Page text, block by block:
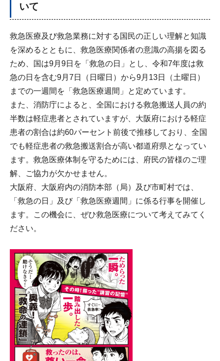
いて
救急医療及び救急業務に対する国民の正しい理解と知識
を深めるとともに、救急医療関係者の意識の高揚を図る
ため、国は9月9日を「救急の日」とし、令和7年度は救
急の日を含む9月7日（日曜日）から9月13日（土曜日）
までの一週間を「救急医療週間」と定めています。
また、消防庁によると、全国における救急搬送人員の約
半数は軽症患者とされていますが、大阪府における軽症
患者の割合は約60パーセント前後で推移しており、全国
でも軽症患者の救急搬送割合が高い都道府県となってい
ます。救急医療体制を守るためには、府民の皆様のご理
解、ご協力が欠かせません。
大阪府、大阪府内の消防本部（局）及び市町村では、
「救急の日」及び「救急医療週間」に係る行事を開催し
ます。この機会に、ぜひ救急医療について考えてみてく
ださい。